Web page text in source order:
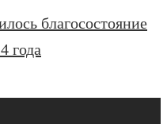
благосостояние
года